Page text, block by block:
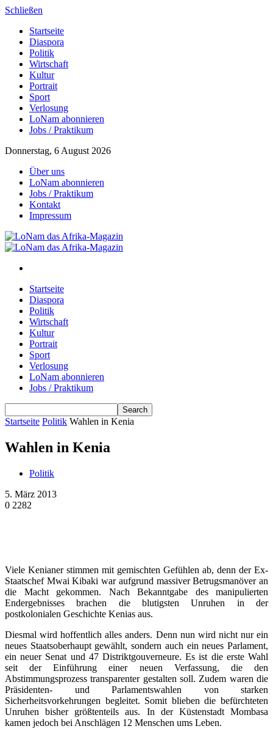
Schließen
Startseite
Diaspora
Politik
Wirtschaft
Kultur
Portrait
Sport
Verlosung
LoNam abonnieren
Jobs / Praktikum
Donnerstag, 6 August 2026
Über uns
LoNam abonnieren
Jobs / Praktikum
Kontakt
Impressum
Startseite
Diaspora
Politik
Wirtschaft
Kultur
Portrait
Sport
Verlosung
LoNam abonnieren
Jobs / Praktikum
Startseite Politik Wahlen in Kenia
Wahlen in Kenia
Politik
5. März 2013
0 2282
Viele Kenianer stimmen mit gemischten Gefühlen ab, denn der Ex-
Staatschef Mwai Kibaki war aufgrund massiver Betrugsmanöver an
die Macht gekommen. Nach Bekanntgabe des manipulierten
Endergebnisses brachen die blutigsten Unruhen in der
postkolonialen Geschichte Kenias aus.
Diesmal wird hoffentlich alles anders. Denn nun wird nicht nur ein
neues Staatsoberhaupt gewählt, sondern auch ein neues Parlament,
ein neuer Senat und 47 Distriktgouverneure. Es ist die erste Wahl
seit der Einführung einer neuen Verfassung, die den
Abstimmungsprozess transparenter gestalten soll. Zudem waren die
Präsidenten- und Parlamentswahlen von starken
Sicherheitsvorkehrungen begleitet. Somit blieben die befürchteten
Unruhen bisher größtenteils aus. In der Küstenstadt Mombasa
kamen jedoch bei Anschlägen 12 Menschen ums Leben.